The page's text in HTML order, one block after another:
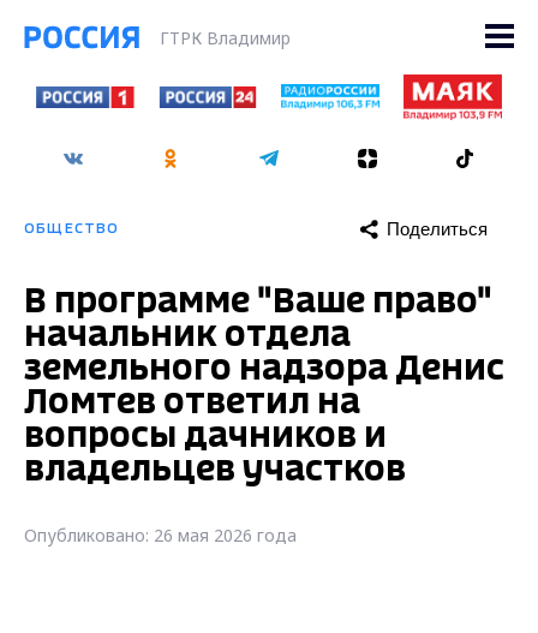
ГТРК Владимир
ОБЩЕСТВО Поделиться
В программе "Ваше право"
начальник отдела
земельного надзора Денис
Ломтев ответил на
вопросы дачников и
владельцев участков
Опубликовано: 26 мая 2026 года